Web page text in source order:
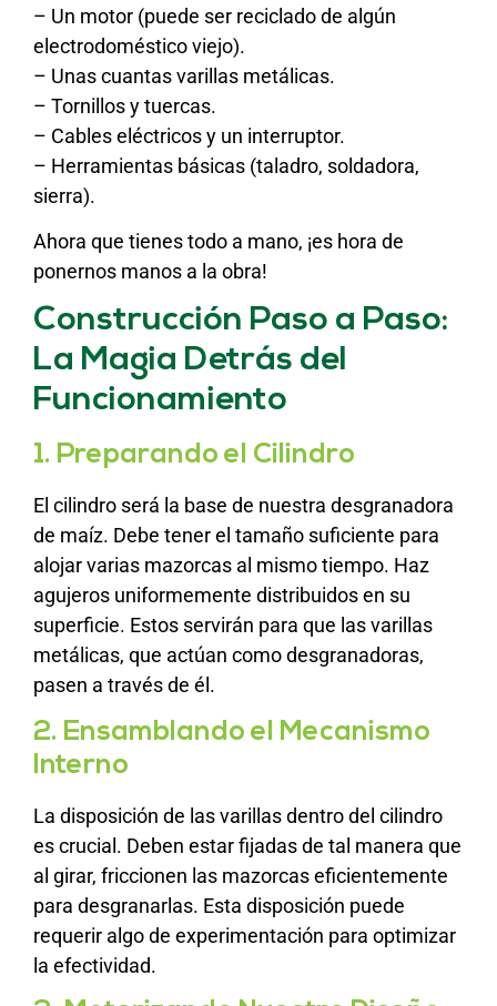
– Un motor (puede ser reciclado de algún
electrodoméstico viejo).
– Unas cuantas varillas metálicas.
– Tornillos y tuercas.
– Cables eléctricos y un interruptor.
– Herramientas básicas (taladro, soldadora,
sierra).
Ahora que tienes todo a mano, ¡es hora de
ponernos manos a la obra!
Construcción Paso a Paso:
La Magia Detrás del
Funcionamiento
1. Preparando el Cilindro
El cilindro será la base de nuestra desgranadora
de maíz. Debe tener el tamaño suficiente para
alojar varias mazorcas al mismo tiempo. Haz
agujeros uniformemente distribuidos en su
superficie. Estos servirán para que las varillas
metálicas, que actúan como desgranadoras,
pasen a través de él.
2. Ensamblando el Mecanismo
Interno
La disposición de las varillas dentro del cilindro
es crucial. Deben estar fijadas de tal manera que
al girar, friccionen las mazorcas eficientemente
para desgranarlas. Esta disposición puede
requerir algo de experimentación para optimizar
la efectividad.